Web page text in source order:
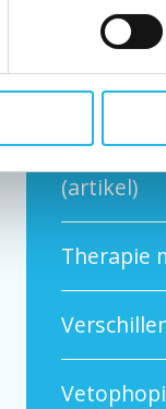
Kan
(artikel)
Therapie